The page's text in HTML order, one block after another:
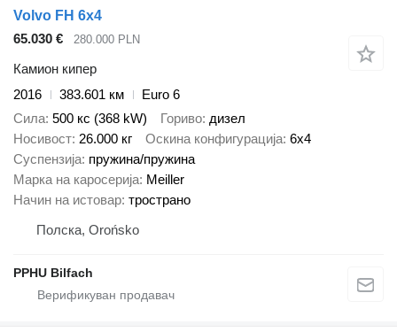
Volvo FH 6x4
65.030 €
280.000 PLN
Камион кипер
2016
383.601 км
Euro 6
Сила 500 кс (368 kW) Гориво дизел
Носивост 26.000 кг Оскина конфигурација 6x4
Суспензија пружина/пружина
Марка на каросерија Meiller
Начин на истовар тространо
Полска, Orońsko
PPHU Bilfach